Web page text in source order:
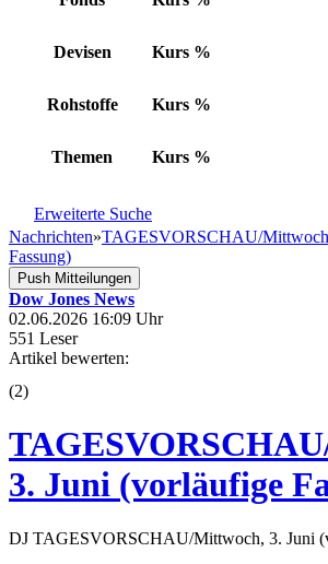
Devisen Kurs %
Rohstoffe Kurs %
Themen Kurs %
Erweiterte Suche
Nachrichten»TAGESVORSCHAU/
Fassung)
Push Mitteilungen
Dow Jones News
02.06.2026 16:09 Uhr
551 Leser
Artikel bewerten:
(2)
3. Juni (vorläufige
DJ TAGESVORSCHAU/Mittwoch, 3. Juni